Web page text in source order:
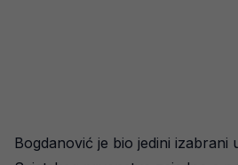
Bogdanović je bio jedini izabrani